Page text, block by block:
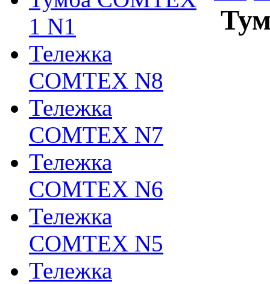
1 N1
Тележка
COMTEX N8
Тележка
COMTEX N7
Тележка
COMTEX N6
Тележка
COMTEX N5
Тележка